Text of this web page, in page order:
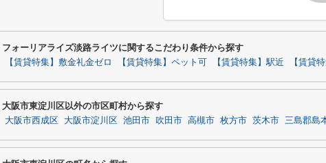
フォーリアライズ淡路ライツに関するこだわり条件から探す
【賃貸特集】敷金礼金ゼロ 【賃貸特集】ペット可 【賃貸特集】駅近 【賃貸
大阪市東淀川区以外の市区町村から探す
大阪市西成区 大阪市淀川区 池田市 吹田市 高槻市 枚方市 茨木市 三島郡島